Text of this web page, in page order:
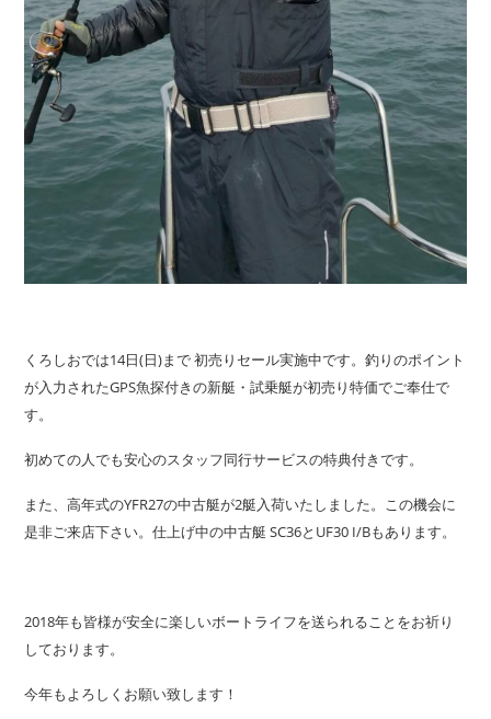
くろしおでは14日(日)まで 初売りセール実施中です。釣りのポイント
が入力されたGPS魚探付きの新艇・試乗艇が初売り特価でご奉仕で
す。
初めての人でも安心のスタッフ同行サービスの特典付きです。
また、高年式のYFR27の中古艇が2艇入荷いたしました。この機会に
是非ご来店下さい。仕上げ中の中古艇 SC36とUF30 I/Bもあります。
2018年も皆様が安全に楽しいボートライフを送られることをお祈り
しております。
今年もよろしくお願い致します！